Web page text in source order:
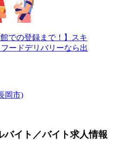
での登録まで！】スキ
ードデリバリーなら出
岡市)
イト／バイト求人情報